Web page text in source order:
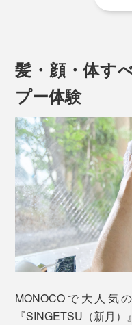
グリーンや果実、花と
ほのかな香り。
シャンプー一つで、頭
洗えて、肌も髪もしっ
ネラル豊富な湯に浸
て、ホッカホカに。
髪・顔・体す
プー体験
MONOCOで大人気
『SINGETSU（新月）